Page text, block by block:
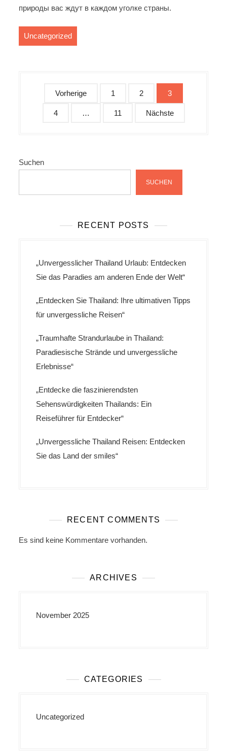
природы вас ждут в каждом уголке страны.
Uncategorized
n
u
e
u
g
d
e
B
e
Vorherige 1 2 3
4 … 11 Nächste
Suchen
SUCHEN
RECENT POSTS
„Unvergesslicher Thailand Urlaub: Entdecken
Sie das Paradies am anderen Ende der Welt“
„Entdecken Sie Thailand: Ihre ultimativen Tipps
für unvergessliche Reisen“
„Traumhafte Strandurlaube in Thailand:
Paradiesische Strände und unvergessliche
Erlebnisse“
„Entdecke die faszinierendsten
Sehenswürdigkeiten Thailands: Ein
Reiseführer für Entdecker“
„Unvergessliche Thailand Reisen: Entdecken
Sie das Land der smiles“
RECENT COMMENTS
Es sind keine Kommentare vorhanden.
ARCHIVES
November 2025
CATEGORIES
Uncategorized